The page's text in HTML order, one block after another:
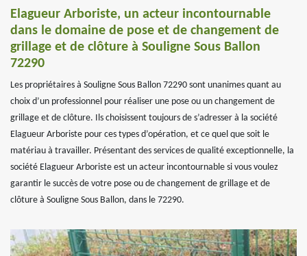
Elagueur Arboriste, un acteur incontournable
dans le domaine de pose et de changement de
grillage et de clôture à Souligne Sous Ballon
72290
Les propriétaires à Souligne Sous Ballon 72290 sont unanimes quant au
choix d’un professionnel pour réaliser une pose ou un changement de
grillage et de clôture. Ils choisissent toujours de s’adresser à la société
Elagueur Arboriste pour ces types d’opération, et ce quel que soit le
matériau à travailler. Présentant des services de qualité exceptionnelle, la
société Elagueur Arboriste est un acteur incontournable si vous voulez
garantir le succès de votre pose ou de changement de grillage et de
clôture à Souligne Sous Ballon, dans le 72290.